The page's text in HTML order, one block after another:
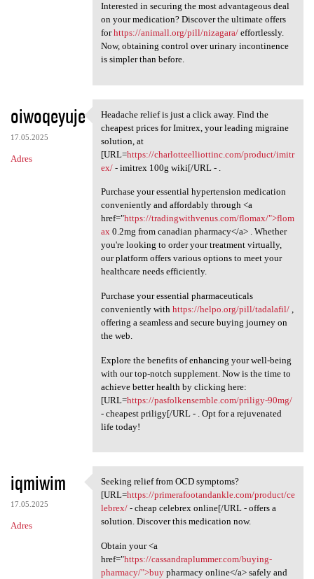
Interested in securing the most advantageous deal
on your medication? Discover the ultimate offers
forhttps://animall.org/pill/nizagara/effortlessly.
Now, obtaining control over urinary incontinence
is simpler than before.
oiwoqeyuje
17.05.2025
Adres
Headache relief is just a
Headache relief is just a click away. Find the
cheapest prices for Imitrex, your leading migraine
solution, at
[URL=https://charlotteelliottinc.com/product/imitr
ex/- imitrex 100g wiki[/URL - .
Purchase your essential hypertension medication
conveniently and affordably through <a
href="https://tradingwithvenus.com/flomax/">flom
ax0.2mg from canadian pharmacy</a> . Whether
you're looking to order your treatment virtually,
our platform offers various options to meet your
healthcare needs efficiently.
Purchase your essential pharmaceuticals
conveniently with https://helpo.org/pill/tadalafil/,
offering a seamless and secure buying journey on
the web.
Explore the benefits of enhancing your well-being
with our top-notch supplement. Now is the time to
achieve better health by clicking here:
[URL=https://pasfolkensemble.com/priligy-90mg/
- cheapest priligy[/URL - . Opt for a rejuvenated
life today!
iqmiwim
17.05.2025
Adres
Seeking relief from OCD
Seeking relief from OCD symptoms?
[URL=https://primerafootandankle.com/product/ce
lebrex/- cheap celebrex online[/URL - offers a
solution. Discover this medication now.
Obtain your <a
href="https://cassandraplummer.com/buying-
pharmacy/">buypharmacy online</a> safely and